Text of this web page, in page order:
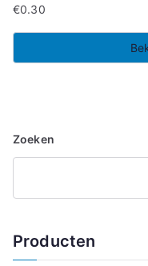
€0.30
Zoeken
Producten